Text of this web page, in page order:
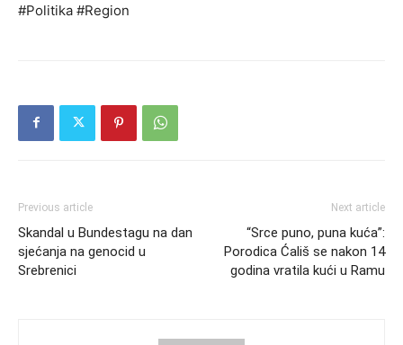
#Politika #Region
Previous article
Skandal u Bundestagu na dan
sjećanja na genocid u
Srebrenici
Next article
“Srce puno, puna kuća”:
Porodica Ćališ se nakon 14
godina vratila kući u Ramu